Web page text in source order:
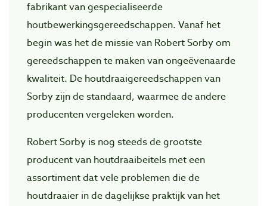
fabrikant van gespecialiseerde
houtbewerkingsgereedschappen. Vanaf het
begin was het de missie van Robert Sorby om
gereedschappen te maken van ongeëvenaarde
kwaliteit. De houtdraaigereedschappen van
Sorby zijn de standaard, waarmee de andere
producenten vergeleken worden.
Robert Sorby is nog steeds de grootste
producent van houtdraaibeitels met een
assortiment dat vele problemen die de
houtdraaier in de dagelijkse praktijk van het